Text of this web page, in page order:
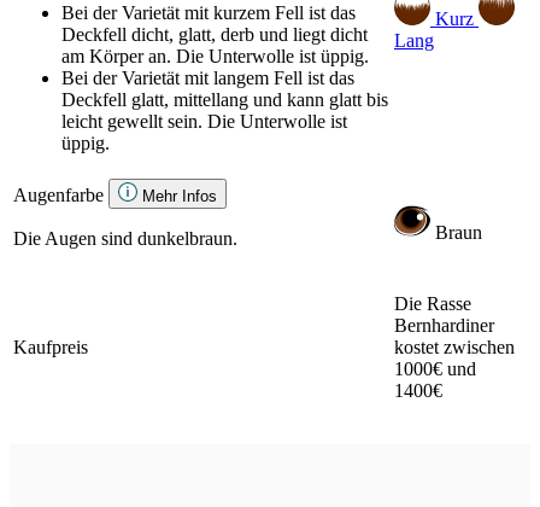
Bei der Varietät mit kurzem Fell ist das
Deckfell dicht, glatt, derb und liegt dicht
am Körper an. Die Unterwolle ist üppig.
Bei der Varietät mit langem Fell ist das
Deckfell glatt, mittellang und kann glatt bis
leicht gewellt sein. Die Unterwolle ist
üppig.
Kurz
Lang
Augenfarbe Mehr Infos
Die Augen sind dunkelbraun. Braun
Kaufpreis
Die Rasse
Bernhardiner
kostet zwischen
1000€ und
1400€